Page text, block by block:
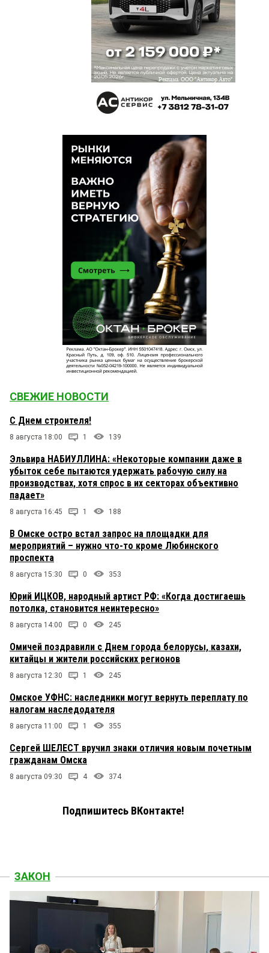
СВЕЖИЕ НОВОСТИ
С Днем строителя!
8 августа 18:00 1 139
Эльвира НАБИУЛЛИНА: «Некоторые компании даже в
убыток себе пытаются удержать рабочую силу на
производствах, хотя спрос в их секторах объективно
падает»
8 августа 16:45 1 188
В Омске остро встал запрос на площадки для
мероприятий – нужно что-то кроме Любинского
проспекта
8 августа 15:30 0 353
Юрий ИЦКОВ, народный артист РФ: «Когда достигаешь
потолка, становится неинтересно»
8 августа 14:00 0 245
Омичей поздравили с Днем города белорусы, казахи,
китайцы и жители российских регионов
8 августа 12:30 1 245
Омское УФНС: наследники могут вернуть переплату по
налогам наследодателя
8 августа 11:00 1 355
Сергей ШЕЛЕСТ вручил знаки отличия новым почетным
гражданам Омска
8 августа 09:30 4 374
Подпишитесь ВКонтакте!
ЗАКОН